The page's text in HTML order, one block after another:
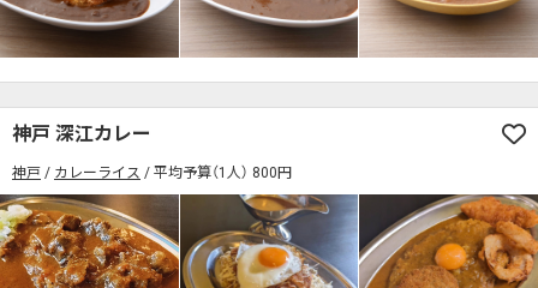
検索する
#本日のカレー見た！で特典あり
神戸 深江カレー
神戸 カレーライス 平均予算（1人） 800円